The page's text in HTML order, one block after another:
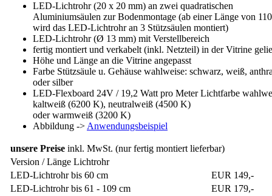
LED-Lichtrohr (20 x 20 mm) an zwei quadratischen
Aluminiumsäulen zur Bodenmontage (ab einer Länge von
wird das LED-Lichtrohr an 3 Stützsäulen montiert)
LED-Lichtrohr (Ø 13 mm) mit Verstellbereich
fertig montiert und verkabelt (inkl. Netzteil) in der Vitrine
Höhe und Länge an die Vitrine angepasst
Farbe Stützsäule u. Gehäuse wahlweise: schwarz, weiß,
oder silber
LED-Flexboard 24V / 19,2 Watt pro Meter Lichtfarbe
kaltweiß (6200 K), neutralweiß (4500 K)
oder warmweiß (3200 K)
Abbildung -> Anwendungsbeispiel
unsere Preise inkl. MwSt. (nur fertig montiert lieferbar)
Version / Länge Lichtrohr
LED-Lichtrohr bis 60 cm
EUR 149,-
LED-Lichtrohr bis 61 - 109 cm
EUR 179,-